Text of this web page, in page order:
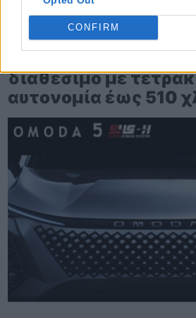
CONFIRM
TheCars.gr 12/02/2026 13:00
διαθέσιμο με
αυτονομία έως 510